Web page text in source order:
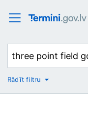
No
Rādīt filtru